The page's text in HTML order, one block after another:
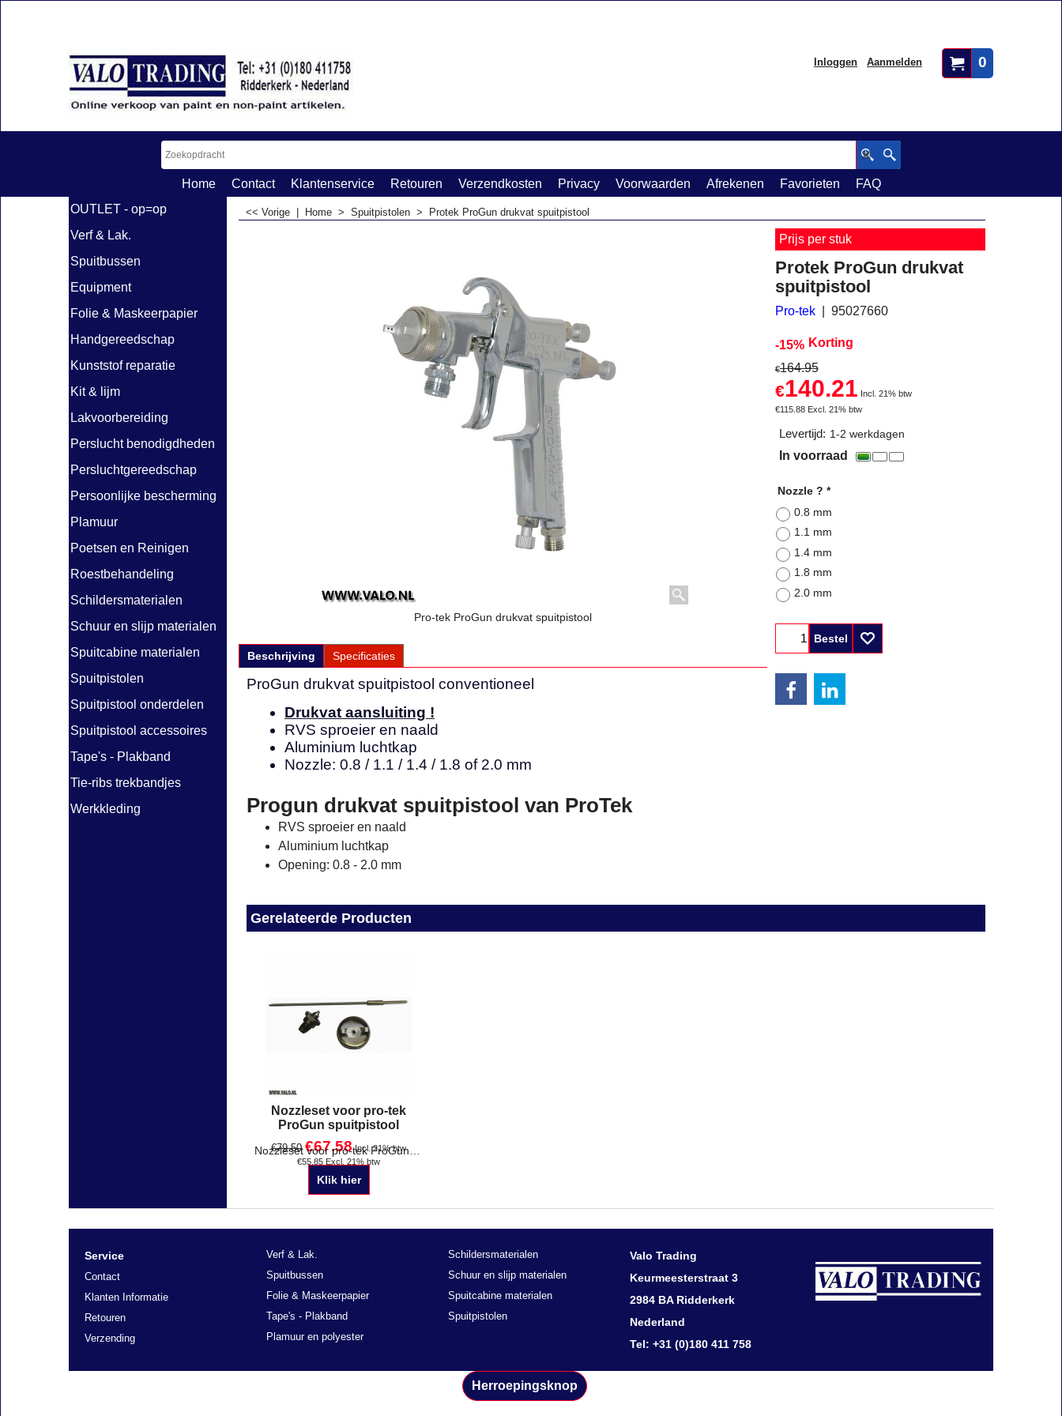
0
Inloggen Aanmelden
Home Contact Klantenservice Retouren Verzendkosten Privacy Voorwaarden Afrekenen Favorieten
FAQ
OUTLET - op=op
Verf & Lak.
Spuitbussen
Equipment
Folie & Maskeerpapier
Handgereedschap
Kunststof reparatie
Kit & lijm
Lakvoorbereiding
Perslucht benodigdheden
Persluchtgereedschap
Persoonlijke bescherming
Plamuur
Poetsen en Reinigen
Roestbehandeling
Schildersmaterialen
Schuur en slijp materialen
Spuitcabine materialen
Spuitpistolen
Spuitpistool onderdelen
Spuitpistool accessoires
Tape's - Plakband
Tie-ribs trekbandjes
Werkkleding
<< Vorige Home > Spuitpistolen > Protek ProGun drukvat spuitpistool
Pro-tek ProGun drukvat spuitpistool
Prijs per stuk
Protek ProGun drukvat
spuitpistool
Pro-tek 95027660
-15% Korting
€164.95
€140.21 Incl. 21% btw
€115.88 Excl. 21% btw
Levertijd: 1-2 werkdagen
In voorraad
Nozzle ? *
0.8 mm
1.1 mm
1.4 mm
1.8 mm
2.0 mm
Bestel
Beschrijving
Specificaties
ProGun drukvat spuitpistool conventioneel
Drukvat aansluiting !
RVS sproeier en naald
Aluminium luchtkap
Nozzle: 0.8 / 1.1 / 1.4 / 1.8 of 2.0 mm
Progun drukvat spuitpistool van ProTek
RVS sproeier en naald
Aluminium luchtkap
Opening: 0.8 - 2.0 mm
Gerelateerde Producten
Nozzleset voor pro-tek
ProGun spuitpistool
€79.50 €67.58 Incl. 21% btw
€55.85 Excl. 21% btw
Klik hier
Contact
Klanten Informatie
Verzending
Verf & Lak.
Spuitbussen
Folie & Maskeerpapier
Plamuur en polyester
Schildersmaterialen
Schuur en slijp materialen